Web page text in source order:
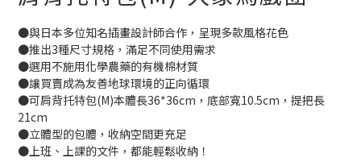
●與日本多位知名插畫設計師合作，呈現多款風格花色
●推出3種尺寸規格，滿足不同使用需求
●選用不施用化學農藥的有機棉材質
●讓買賣成為友善地球環境的正向循環
●可肩背托特包(M)本體長36*36cm，底部寬10.5cm，提把長
21cm
●立體型的包體，收納空間更充足
●上班、上課的文件，都能輕鬆收納！